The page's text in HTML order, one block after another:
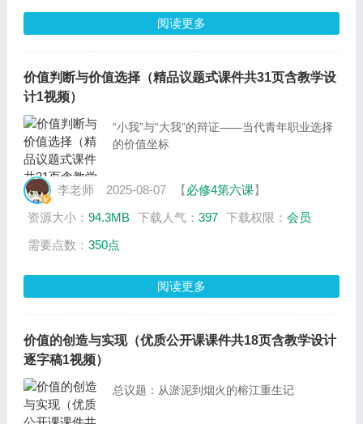
阅读更多
价值判断与价值选择（精品议题式课件共31页含教学设
计1视频）
“小我”与“大我”的辩证——当代青年职业选择
的价值坐标
李老师 2025-08-07 【必修4第六课】
资源大小： 94.3MB 下载人气： 397 下载权限： 会员
需要点数： 350点
阅读更多
价值的创造与实现（优质公开课课件共18页含教学设计
逐字稿1视频）
总议题：从淤泥到烟火的榕江重生记